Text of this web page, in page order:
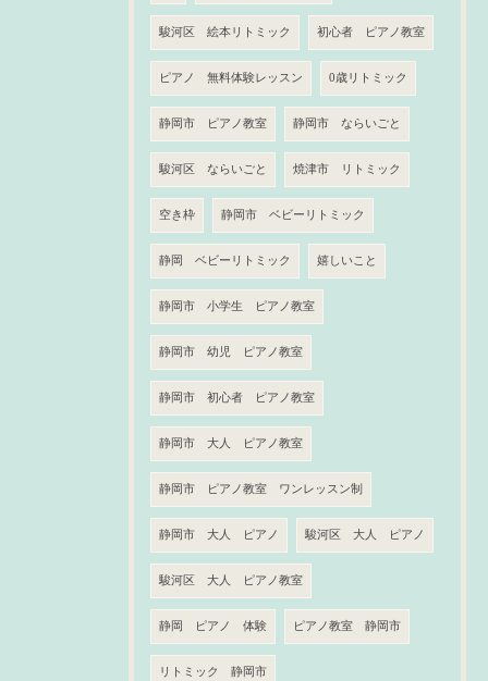
駿河区 絵本リトミック 初心者 ピアノ教室
ピアノ 無料体験レッスン 0歳リトミック
静岡市 ピアノ教室 静岡市 ならいごと
駿河区 ならいごと 焼津市 リトミック
空き枠 静岡市 ベビーリトミック
静岡 ベビーリトミック 嬉しいこと
静岡市 小学生 ピアノ教室
静岡市 幼児 ピアノ教室
静岡市 初心者 ピアノ教室
静岡市 大人 ピアノ教室
静岡市 ピアノ教室 ワンレッスン制
静岡市 大人 ピアノ 駿河区 大人 ピアノ
駿河区 大人 ピアノ教室
静岡 ピアノ 体験 ピアノ教室 静岡市
リトミック 静岡市